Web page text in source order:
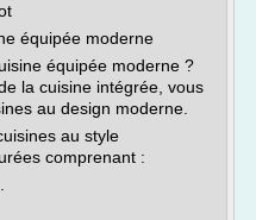
équipée moderne
équipée moderne ?
la cuisine intégrée, vous
au design moderne.
au style
comprenant :